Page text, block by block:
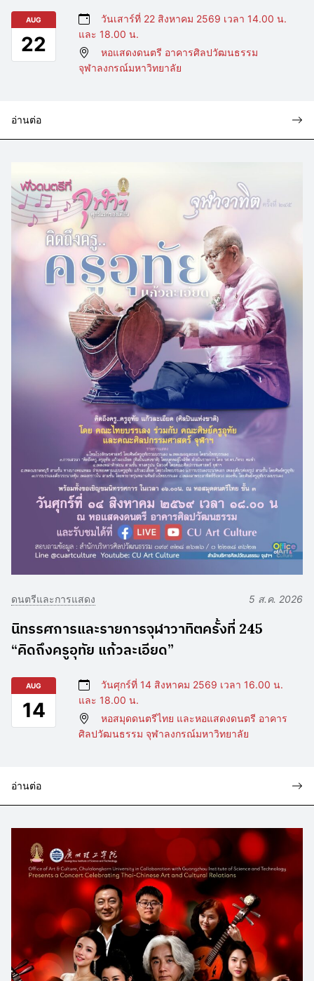
AUG
22
วันเสาร์ที่ 22 สิงหาคม 2569 เวลา 14.00 น.
และ 18.00 น.
หอแสดงดนตรี อาคารศิลปวัฒนธรรม
จุฬาลงกรณ์มหาวิทยาลัย
อ่านต่อ
ดนตรีและการแสดง 5 ส.ค. 2026
นิทรรศการและรายการจุฬาวาทิตครั้งที่ 245
“คิดถึงครูอุทัย แก้วละเอียด”
AUG
14
วันศุกร์ที่ 14 สิงหาคม 2569 เวลา 16.00 น.
และ 18.00 น.
หอสมุดดนตรีไทย และหอแสดงดนตรี อาคาร
ศิลปวัฒนธรรม จุฬาลงกรณ์มหาวิทยาลัย
อ่านต่อ